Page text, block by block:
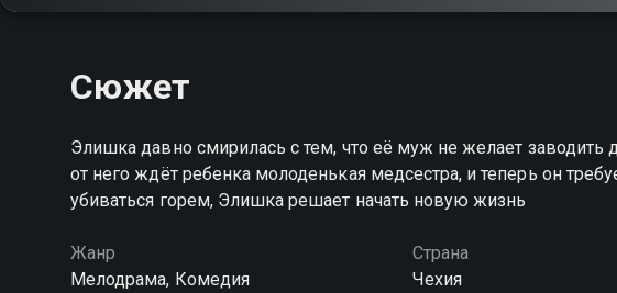
Сюжет
Элишка давно смирилась с тем, что её муж не желает заводить
от него ждёт ребенка молоденькая медсестра, и теперь он
убиваться горем, Элишка решает начать новую жизнь
Жанр
Мелодрама, Комедия
Страна
Чехия